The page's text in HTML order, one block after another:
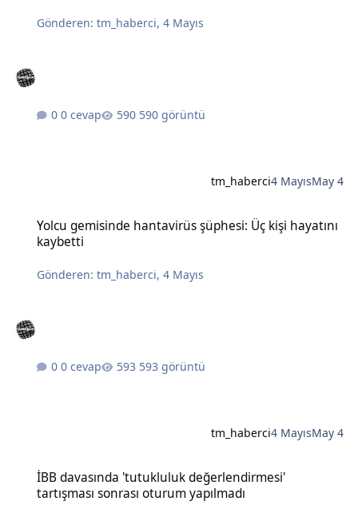
Gönderen:tm_haberci,4 Mayıs
0 cevap 590 görüntü
tm_haberci4 MayısMay 4
Yolcu gemisinde hantavirüs şüphesi: Üç kişi hayatını
kaybetti
Gönderen:tm_haberci,4 Mayıs
0 cevap 593 görüntü
tm_haberci4 MayısMay 4
İBB davasında 'tutukluluk değerlendirmesi'
tartışması sonrası oturum yapılmadı